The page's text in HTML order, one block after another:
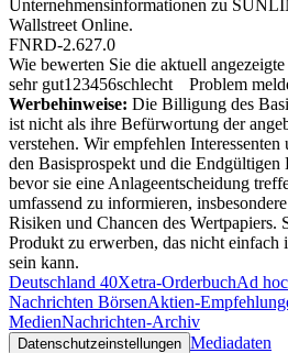
Unternehmensinformationen zu
Wallstreet Online.
FNRD-2.627.0
Wie bewerten Sie die aktuell angezeigte
sehr gut1 23456schlecht
Problem
Werbehinweise: Die Billigung des
ist nicht als ihre Befürwortung der
verstehen. Wir empfehlen
den Basisprospekt und die Endgültigen
bevor sie eine Anlageentscheidung
umfassend zu informieren,
Risiken und Chancen des Wertpapiers.
Produkt zu erwerben, das nicht einfach
sein kann.
Deutschland 40Xetra-OrderbuchAd
Nachrichten BörsenAktien-
MedienNachrichten-Archiv
Datenschutzeinstellungen Mediadaten